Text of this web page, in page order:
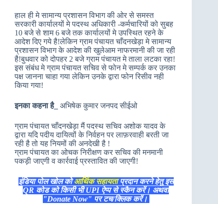
हाल ही मे सामान्य प्रशासन विभाग की ओर से समस्त
सरकारी कार्यालयों मे पदस्थ अधिकारी -कर्मचारियों को सुबह
10 बजे से शाम 6 बजे तक कार्यालयों मे उपस्थित रहने के
आदेश दिए गये है!लेकिन ग्राम पंचायत चाँदनखेड़ा मे सामान्य
प्रशासन विभाग के आदेश की खुलेआम नाफरमानी की जा रही
है!बुधवार को दोपहर 2 बजे ग्राम पंचायत मे ताला लटका रहा!
इस संबंध मे ग्राम पंचायत सचिव से फोन मे सम्पर्क कर उनका
पक्ष जानना चाहा गया लेकिन उनके द्वारा फोन रिसीव नही
किया गया!
इनका कहना है_ अभिषेक कुमार जनपद सीईओ
ग्राम पंचायत चाँदनखेड़ा मैं पदस्थ सचिव अशोक यादव के
द्वारा यदि पदीय दायित्वों के निर्वहन पर लाफ़रवाही बरती जा
रही है तो यह नियमों की अनदेखी है !
ग्राम पंचायत का ओचक निरीक्षण कर सचिव की मनमानी
पकड़ी जाएगी व कार्रवाई प्रस्तावित की जाएगी!
इंडिया पोल खोल कोआर्थिक सहायताप्रदान करने हेतु इस
QR कोड को किसी भी UPI ऐप्प से स्कैन करें। अथवा
"Donate Now" पर टच/क्लिक करें।